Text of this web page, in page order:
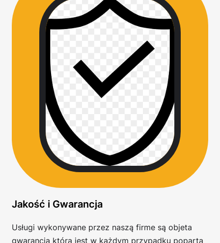
Jakość i Gwarancja
Usługi wykonywane przez naszą firme są objeta
gwarancją która jest w każdym przypadku poparta